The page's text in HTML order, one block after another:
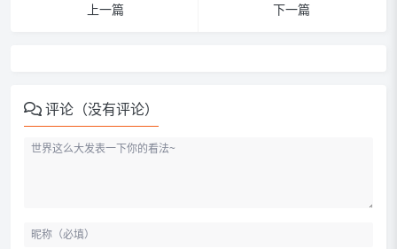
上一篇
下一篇
评论（没有评论）